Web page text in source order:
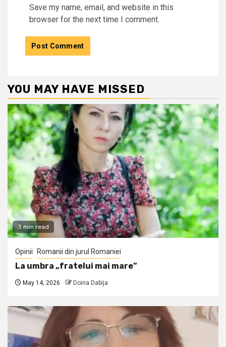
Save my name, email, and website in this
browser for the next time I comment.
YOU MAY HAVE MISSED
3 min read
Opinii Romanii din jurul Romaniei
La umbra „fratelui mai mare”
May 14, 2026 Doina Dabija